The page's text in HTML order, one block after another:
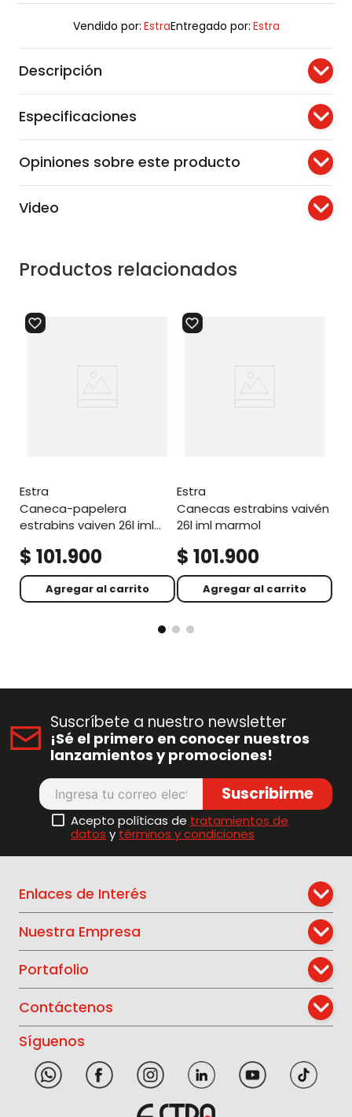
Vendido por: EstraEntregado por: Estra
Descripción
Especificaciones
Opiniones sobre este producto
Video
Productos relacionados
estra
caneca-papelera
estrabins vaiven 26l iml
$ 101.900
Agregar al carrito
estra
canecas estrabins vaivén
26l iml marmol
$ 101.900
Agregar al carrito
Suscríbete a nuestro newsletter
¡Sé el primero en conocer nuestros
lanzamientos y promociones!
Suscribirme
Acepto políticas de tratamientos de
datos y términos y condiciones
Enlaces de Interés
Nuestra Empresa
Portafolio
Contáctenos
Síguenos